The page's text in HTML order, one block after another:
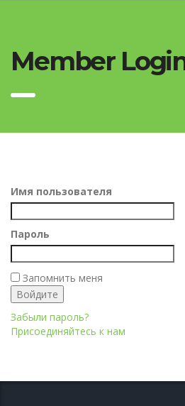
Member
Имя пользователя
Пароль
Запомнить меня
Забыли пароль?
Присоединяйтесь к нам